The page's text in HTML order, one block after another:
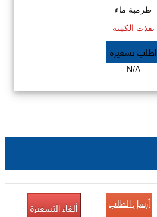
طرمبة ماء
نفذت الكمية
اطلب تسعيرة
N/A
أرسل الطلب ألغاء التسعيرة